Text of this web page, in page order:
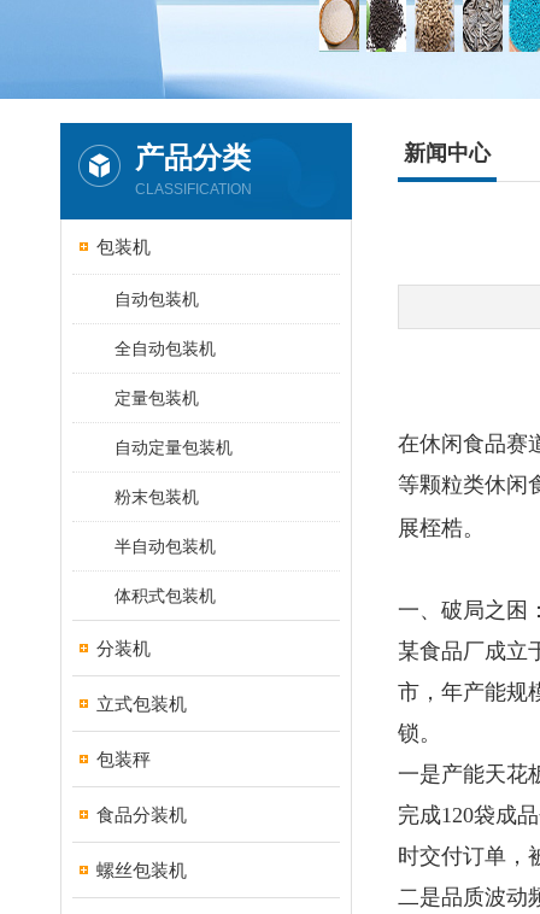
产品分类
CLASSIFICATION
包装机
自动包装机
全自动包装机
定量包装机
自动定量包装机
粉末包装机
半自动包装机
体积式包装机
分装机
立式包装机
包装秤
食品分装机
螺丝包装机
新闻中心
在休闲食品赛
等颗粒类休闲
展桎梏。
一、破局之困
某食品厂成立
市，年产能规
锁。
一是产能天花
完成120袋成
时交付订单，
二是品质波动